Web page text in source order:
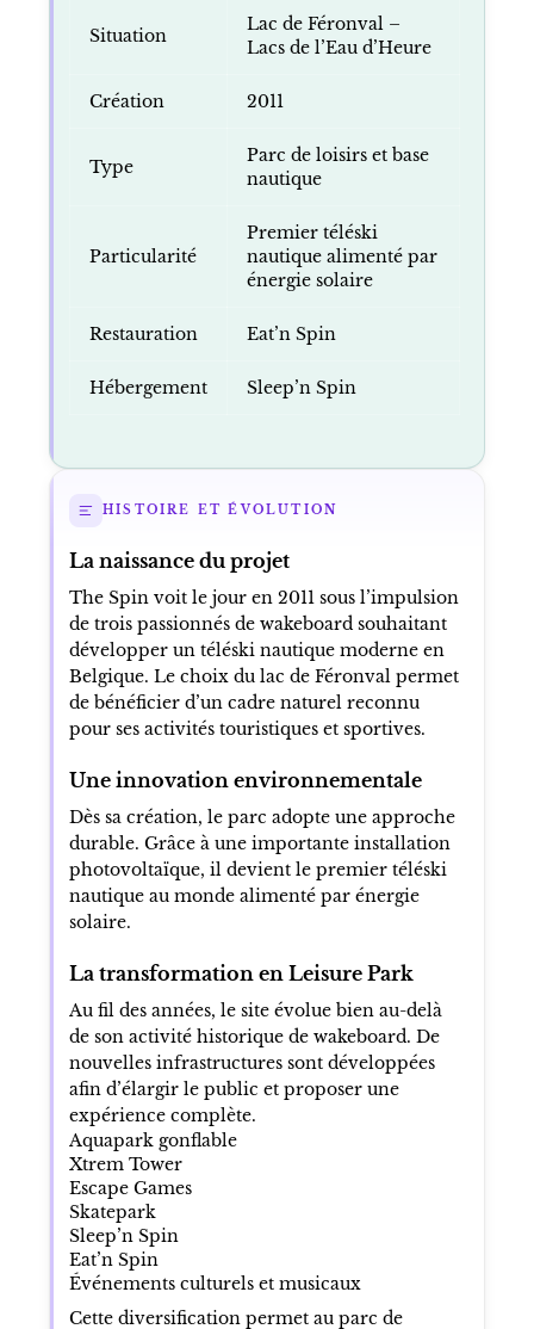
Situation
Lac de Féronval –
Lacs de l’Eau d’Heure
Création 2011
Type
Parc de loisirs et base
nautique
Particularité
Premier téléski
nautique alimenté par
énergie solaire
Restauration Eat’n Spin
Hébergement Sleep’n Spin
HISTOIRE ET ÉVOLUTION
La naissance du projet
The Spin voit le jour en 2011 sous l’impulsion
de trois passionnés de wakeboard souhaitant
développer un téléski nautique moderne en
Belgique. Le choix du lac de Féronval permet
de bénéficier d’un cadre naturel reconnu
pour ses activités touristiques et sportives.
Une innovation environnementale
Dès sa création, le parc adopte une approche
durable. Grâce à une importante installation
photovoltaïque, il devient le premier téléski
nautique au monde alimenté par énergie
solaire.
La transformation en Leisure Park
Au fil des années, le site évolue bien au-delà
de son activité historique de wakeboard. De
nouvelles infrastructures sont développées
afin d’élargir le public et proposer une
expérience complète.
Aquapark gonflable
Xtrem Tower
Escape Games
Skatepark
Sleep’n Spin
Eat’n Spin
Événements culturels et musicaux
Cette diversification permet au parc de